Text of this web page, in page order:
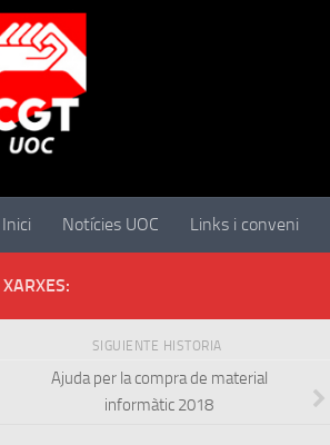
Inici Notícies UOC Links i conveni
XARXES:
SIGUIENTE HISTORIA
Ajuda per la compra de material
informàtic 2018